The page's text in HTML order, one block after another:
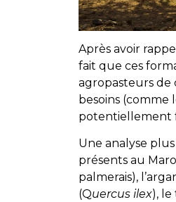
Après avoir
fait que ces
agropasteurs de
besoins (comme
potentiellement
Une analyse
présents au
palmerais),
(Quercus ilex),